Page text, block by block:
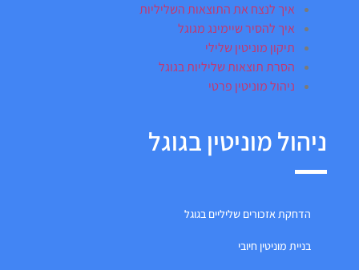
איך לנצח את התוצאות השליליות
איך להסיר שיימינג מגוגל
תיקון מוניטין שלילי
הסרת תוצאות שליליות בגוגל
ניהול מוניטין פרטי
ניהול מוניטין בגוגל
הדחקת אזכורים שליליים בגוגל
בניית מוניטין חיובי